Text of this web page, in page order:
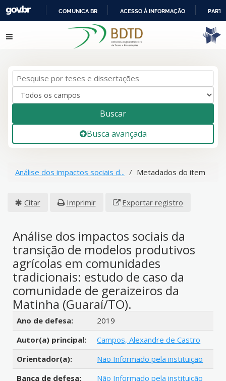
IR
PARA
COMUNICA BR ACESSO À INFORMAÇÃO
Pular para o conteúdo
Buscar
Busca avançada
Análise dos impactos sociais d... Metadados do item
Citar Imprimir Exportar registro
Análise dos impactos sociais da
transição de modelos produtivos
agrícolas em comunidades
tradicionais: estudo de caso da
comunidade de geraizeiros da
Matinha (Guaraí/TO).
Detalhes bibliográficos
Ano de defesa:
2019
Autor(a) principal:
Campos, Alexandre de Castro
Orientador(a):
Não Informado pela instituição
Banca de defesa:
Não Informado pela instituição